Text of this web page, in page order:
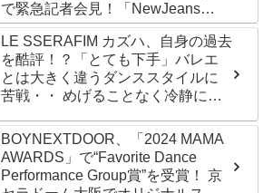
で緊急記者会見！「NewJeans
never dies!」と微笑みの宣言！
ADOR側、2029年まで契約有効と
主張
LE SSERAFIM カズハ、自身の過去
を酷評！？「とても下手」バレエ
とは大きく違うダンススタイルに
苦戦・・ めげることなく冷静に努
BOYNEXTDOOR、「2024 MAMA
AWARDS」で“Favorite Dance
Performance Group賞”を受賞！ 京